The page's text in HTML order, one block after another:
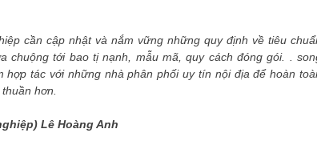
cần cập nhật và nắm vững những quy định về tiêu
chuộng tới bao tị nạnh, mẫu mã, quy cách đóng gói. .
tác với những nhà phân phối uy tín nội địa để hoàn
hơn.
Lê Hoàng Anh